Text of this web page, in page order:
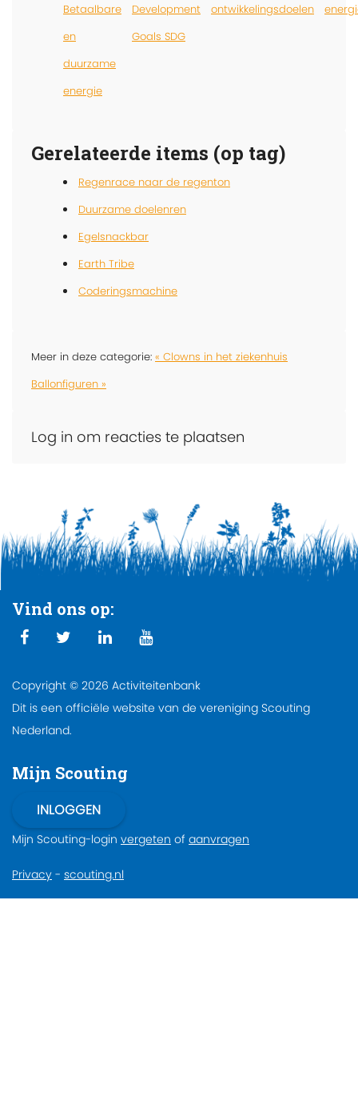
Betaalbare
en
duurzame
energie
Development
Goals SDG
ontwikkelingsdoelen
Gerelateerde items (op tag)
Regenrace naar de regenton
Duurzame doelenren
Egelsnackbar
Earth Tribe
Coderingsmachine
Meer in deze categorie: « Clowns in het ziekenhuis
Ballonfiguren »
Log in om reacties te plaatsen
Vind ons op:
Copyright © 2026 Activiteitenbank
Dit is een officiële website van de vereniging Scouting
Nederland.
Mijn Scouting
Mijn Scouting-login vergeten of aanvragen
Privacy - scouting.nl